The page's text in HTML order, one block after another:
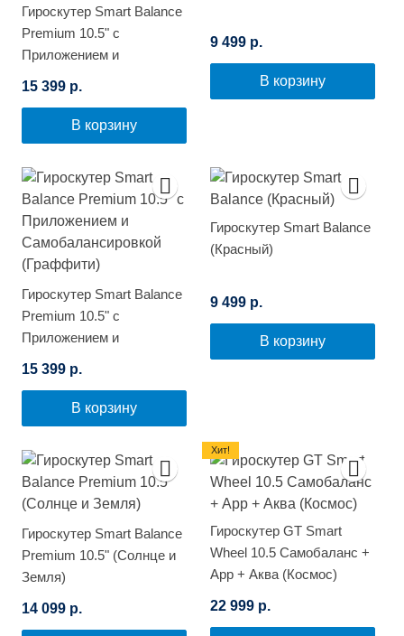
Гироскутер Smart Balance
Premium 10.5" с
Приложением и
(Космос)
15 399 р.
В корзину
9 499 р.
В корзину
Гироскутер Smart Balance
Premium 10.5" с
Приложением и
(Граффити)
15 399 р.
В корзину
Гироскутер Smart Balance
(Красный)
9 499 р.
В корзину
Гироскутер Smart Balance
Premium 10.5" (Солнце и
Земля)
14 099 р.
Гироскутер GT Smart
Wheel 10.5 Самобаланс +
App + Аква (Космос)
22 999 р.
Хит!